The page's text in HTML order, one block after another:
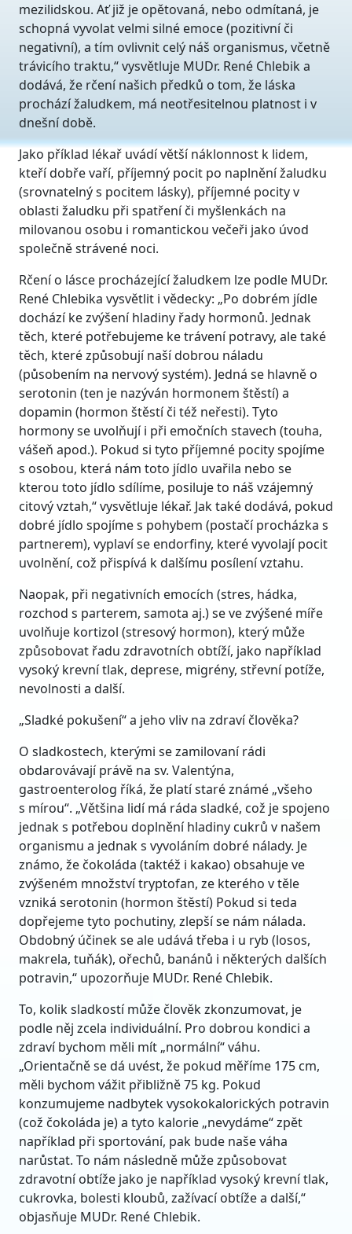
mezilidskou. Ať již je opětovaná, nebo odmítaná, je
schopná vyvolat velmi silné emoce (pozitivní či
negativní), a tím ovlivnit celý náš organismus, včetně
trávicího traktu,“ vysvětluje MUDr. René Chlebik a
dodává, že rčení našich předků o tom, že láska
prochází žaludkem, má neotřesitelnou platnost i v
dnešní době.
Jako příklad lékař uvádí větší náklonnost k lidem,
kteří dobře vaří, příjemný pocit po naplnění žaludku
(srovnatelný s pocitem lásky), příjemné pocity v
oblasti žaludku při spatření či myšlenkách na
milovanou osobu i romantickou večeři jako úvod
společně strávené noci.
Rčení o lásce procházející žaludkem lze podle MUDr.
René Chlebika vysvětlit i vědecky: „Po dobrém jídle
dochází ke zvýšení hladiny řady hormonů. Jednak
těch, které potřebujeme ke trávení potravy, ale také
těch, které způsobují naší dobrou náladu
(působením na nervový systém). Jedná se hlavně o
serotonin (ten je nazýván hormonem štěstí) a
dopamin (hormon štěstí či též neřesti). Tyto
hormony se uvolňují i při emočních stavech (touha,
vášeň apod.). Pokud si tyto příjemné pocity spojíme
s osobou, která nám toto jídlo uvařila nebo se
kterou toto jídlo sdílíme, posiluje to náš vzájemný
citový vztah,“ vysvětluje lékař. Jak také dodává, pokud
dobré jídlo spojíme s pohybem (postačí procházka s
partnerem), vyplaví se endorfiny, které vyvolají pocit
uvolnění, což přispívá k dalšímu posílení vztahu.
Naopak, při negativních emocích (stres, hádka,
rozchod s parterem, samota aj.) se ve zvýšené míře
uvolňuje kortizol (stresový hormon), který může
způsobovat řadu zdravotních obtíží, jako například
vysoký krevní tlak, deprese, migrény, střevní potíže,
nevolnosti a další.
„Sladké pokušení“ a jeho vliv na zdraví člověka?
O sladkostech, kterými se zamilovaní rádi
obdarovávají právě na sv. Valentýna,
gastroenterolog říká, že platí staré známé „všeho
s mírou“. „Většina lidí má ráda sladké, což je spojeno
jednak s potřebou doplnění hladiny cukrů v našem
organismu a jednak s vyvoláním dobré nálady. Je
známo, že čokoláda (taktéž i kakao) obsahuje ve
zvýšeném množství tryptofan, ze kterého v těle
vzniká serotonin (hormon štěstí) Pokud si teda
dopřejeme tyto pochutiny, zlepší se nám nálada.
Obdobný účinek se ale udává třeba i u ryb (losos,
makrela, tuňák), ořechů, banánů i některých dalších
potravin,“ upozorňuje MUDr. René Chlebik.
To, kolik sladkostí může člověk zkonzumovat, je
podle něj zcela individuální. Pro dobrou kondici a
zdraví bychom měli mít „normální“ váhu.
„Orientačně se dá uvést, že pokud měříme 175 cm,
měli bychom vážit přibližně 75 kg. Pokud
konzumujeme nadbytek vysokokalorických potravin
(což čokoláda je) a tyto kalorie „nevydáme“ zpět
například při sportování, pak bude naše váha
narůstat. To nám následně může způsobovat
zdravotní obtíže jako je například vysoký krevní tlak,
cukrovka, bolesti kloubů, zažívací obtíže a další,“
objasňuje MUDr. René Chlebik.